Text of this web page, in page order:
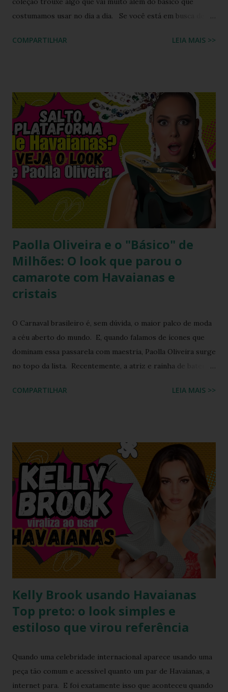
costumamos usar no dia a dia. Se você está em busca de
riqueza cultural do Nordeste brasileiro, o Chinelo
verdadeira declaração de estilo e arte. Você já imaginou
carregar na sola dos seus pés uma tradição que é
transmitida de geração em geração pelas artesãs do sertão
alagoano? O grande segredo deste lançamento está na
habilidade de traduzir a identidade cultural brasileira em um
acessório de moda contemporâneo, sem perder a essência
da versatilidade que consagrou o formato clássico. É a
união perfeita entre a tradição nordestina e a modernidade
urbana que o seu guarda-ro...
COMPARTILHAR LEIA MAIS >>
Paolla Oliveira e o "Básico" de
Milhões: O look que parou o
camarote com Havaianas e
cristais
O Carnaval brasileiro é, sem dúvida, o maior palco de moda
a céu aberto do mundo. E, quando falamos de ícones que
dominam essa passarela com maestria, Paolla Oliveira surge
no topo da lista. Recentemente, a atriz e rainha de bateria
preparação para o Camarote Havaianas , na Sapucaí. Com o
matéria, mergulhamos nos detalhes técnicos e estéticos do
look, com foco especial no calçado que desafiou as leis da
gravidade e da moda: o salto plataforma construído com
Havaianas . A ironia da "Basiquinha": O figurino de joias
Antes de chegarmos aos pés, precisamos falar sobre a
armadura de brilho que Paolla ostentou. O conjunto,
composto por um top e uma minissaia, não era apenas
"bordado", mas sim uma escultura de pedrarias
multicoloridas . ...
COMPARTILHAR LEIA MAIS >>
Kelly Brook usando Havaianas
Top preto: o look simples e
estiloso que virou referência
Quando uma celebridade internacional aparece usando uma
peça tão comum e acessível quanto um par de Havaianas, a
internet para. E foi exatamente isso que aconteceu quando